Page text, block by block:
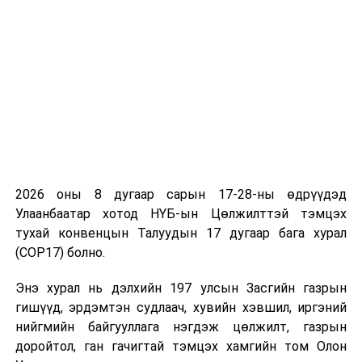
2026 оны 8 дугаар сарын 17-28-ны өдрүүдэд
Улаанбаатар хотод НҮБ-ын Цөлжилттэй тэмцэх
тухай конвенцын Талуудын 17 дугаар бага хурал
(COP17) болно.
Энэ хурал нь дэлхийн 197 улсын Засгийн газрын
гишүүд, эрдэмтэн судлаач, хувийн хэвшил, иргэний
нийгмийн байгууллага нэгдэж цөлжилт, газрын
доройтол, ган гачигтай тэмцэх хамгийн том Олон